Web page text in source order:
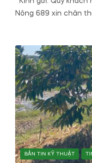
Nông 689 xin chân
BẢN TIN KỸ THUẬT